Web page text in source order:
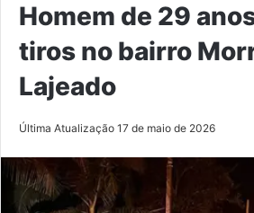
Homem de 29
tiros no bairro
Lajeado
Última Atualização 17 de maio de 2026